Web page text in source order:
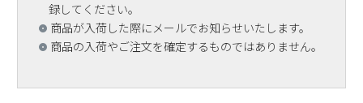
録してください。
商品が入荷した際にメールでお知らせいたします。
商品の入荷やご注文を確定するものではありません。